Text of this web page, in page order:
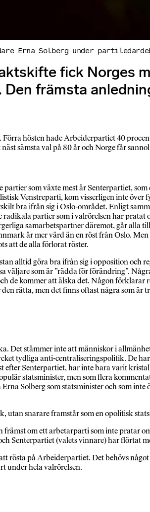
Erna Solberg under
fick Norges
främsta
hösten hade Arbeiderpartiet 40
sämsta val på 80 år och Norge får
som växte mest är Senterpartiet,
Venstreparti, kom visserligen inte
bra ifrån sig i Oslo-området. Enligt
partier som i valrörelsen har
samarbetspartner däremot, går alla
är mer värd än en röst från Oslo.
att de alla förlorat röster.
alltid göra bra ifrån sig i opposition och
väljare som är ”rädda för förändring”.
de kommer att älska det. Någon
rätta, men det finns oftast några som
Det stämmer inte att människor i
tydliga anti-centraliseringspolitik. De
Senterpartiet, har inte bara varit
statsminister, men som flera
Solberg som statsminister och som
utan snarare framstår som en opolitisk
om ett arbetarparti som inte pratar
Senterpartiet (valets vinnare) har flörtat
på Arbeiderpartiet. Det behövs
under hela valrörelsen.